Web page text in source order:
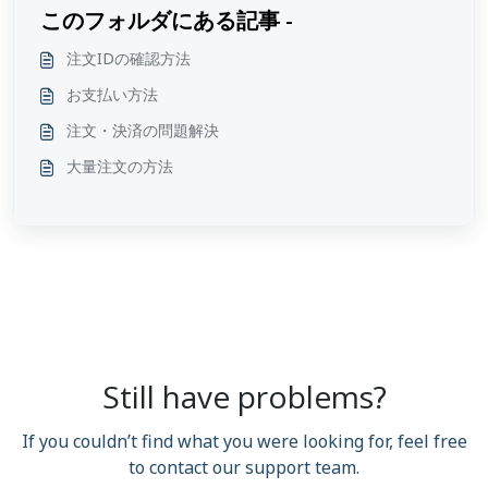
このフォルダにある記事 -
注文IDの確認方法
お支払い方法
注文・決済の問題解決
大量注文の方法
Still have problems?
If you couldn’t find what you were looking for, feel free
to contact our support team.